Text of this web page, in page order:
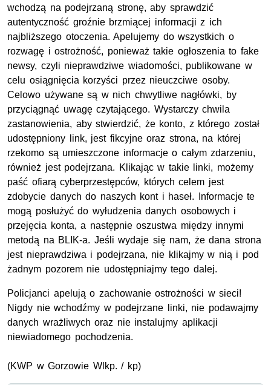
wchodzą na podejrzaną stronę, aby sprawdzić
autentyczność groźnie brzmiącej informacji z ich
najbliższego otoczenia. Apelujemy do wszystkich o
rozwagę i ostrożność, ponieważ takie ogłoszenia to fake
newsy, czyli nieprawdziwe wiadomości, publikowane w
celu osiągnięcia korzyści przez nieuczciwe osoby.
Celowo używane są w nich chwytliwe nagłówki, by
przyciągnąć uwagę czytającego. Wystarczy chwila
zastanowienia, aby stwierdzić, że konto, z którego został
udostępniony link, jest fikcyjne oraz strona, na której
rzekomo są umieszczone informacje o całym zdarzeniu,
również jest podejrzana. Klikając w takie linki, możemy
paść ofiarą cyberprzestępców, których celem jest
zdobycie danych do naszych kont i haseł. Informacje te
mogą posłużyć do wyłudzenia danych osobowych i
przejęcia konta, a następnie oszustwa między innymi
metodą na BLIK-a. Jeśli wydaje się nam, że dana strona
jest nieprawdziwa i podejrzana, nie klikajmy w nią i pod
żadnym pozorem nie udostępniajmy tego dalej.
Policjanci apelują o zachowanie ostrożności w sieci!
Nigdy nie wchodźmy w podejrzane linki, nie podawajmy
danych wrażliwych oraz nie instalujmy aplikacji
niewiadomego pochodzenia.
(KWP w Gorzowie Wlkp. / kp)